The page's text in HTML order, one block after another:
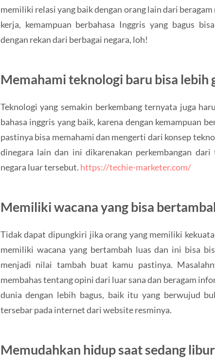
memiliki relasi yang baik dengan orang lain dari
kerja, kemampuan berbahasa Inggris yang bagus
dengan rekan dari berbagai negara, loh!
Memahami teknologi baru bisa lebih
Teknologi yang semakin berkembang ternyata juga
bahasa inggris yang baik, karena dengan kemampuan
pastinya bisa memahami dan mengerti dari konsep
dinegara lain dan ini dikarenakan perkembangan
negara luar tersebut. https://techie-marketer.com/
Memiliki wacana yang bisa
Tidak dapat dipungkiri jika orang yang memiliki
memiliki wacana yang bertambah luas dan ini bisa
menjadi nilai tambah buat kamu pastinya.
membahas tentang opini dari luar sana dan beragam
dunia dengan lebih bagus, baik itu yang berwujud
tersebar pada internet dari website resminya.
Memudahkan hidup saat sedang